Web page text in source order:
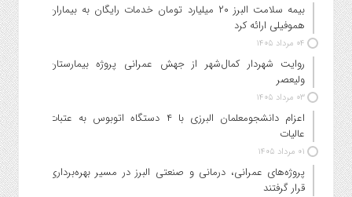
بیمه سلامت البرز ۲۰ میلیارد تومان خدمات رایگان به بیماران
هموفیلی ارائه کرد
۰۴ مرداد ۱۴۰۵
روایت شهردار کمال‌شهر از جهش عمرانی پروژه بیمارستان
ولیعصر
۰۳ مرداد ۱۴۰۵
اعزام دانشجو‌معلمان البرزی با ۴ دستگاه اتوبوس به عتبات
عالیات
۰۱ مرداد ۱۴۰۵
پروژه‌های عمرانی، درمانی و صنعتی البرز در مسیر بهره‌برداری
قرار گرفتند